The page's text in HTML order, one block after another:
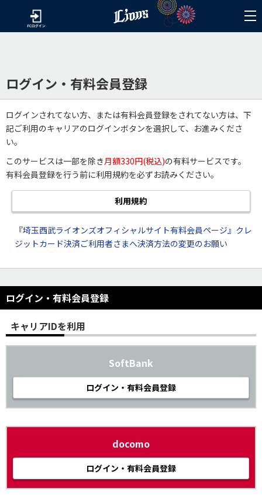
ログイン・有料会員登録
ログインされてない方、または有料会員登録をされてない方は、下
記ご利用のキャリアのログインボタンを選択して、お進みくださ
い。
このサービスは一部を除き月額330円(税込)の有料サービスです。
有料会員登録を行う前に利用規約を必ずお読みください。
利用規約
『埼玉西武ライオンズオフィシャルサイト有料会員ページ』クレ
ジットカード決済ご利用者さまへ決済方法の変更のお願い
ログイン・有料会員登録
キャリアIDを利用
SoftBank
ログイン・有料会員登録
docomo
ログイン・有料会員登録